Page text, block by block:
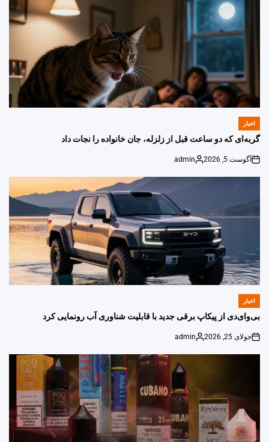
POSTED
IN
اخبار
گربه‌ای که دو ساعت قبل از زلزله، جان خانواده را نجات داد
on
آگوست 5, 2026
Posted
admin
POSTED
اخبار
بی‌وای‌دی از پیکاپ برقی جدید با قابلیت شناوری آب رونمایی کرد
on
جولای 25, 2026
Posted
admin